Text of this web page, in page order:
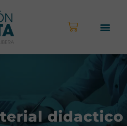
didactico